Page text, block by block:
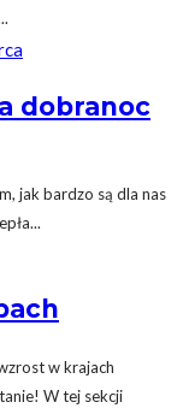
dobranoc
jak bardzo są dla nas
w krajach
W tej sekcji